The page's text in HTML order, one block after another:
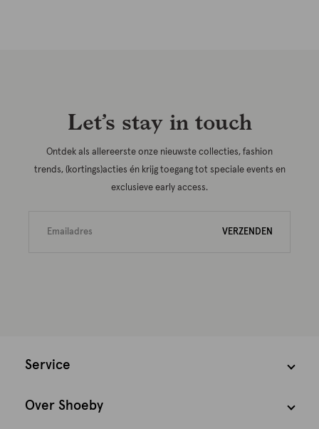
Let’s stay in touch
Ontdek als allereerste onze nieuwste collecties, fashion
trends, (kortings)acties én krijg toegang tot speciale events en
exclusieve early access.
VERZENDEN
Service
Over Shoeby